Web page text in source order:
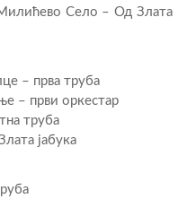
Село – Од Злата
– прва труба
– први оркестар
труба
јабука